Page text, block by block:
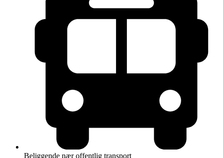
Beliggende nær offentlig transport